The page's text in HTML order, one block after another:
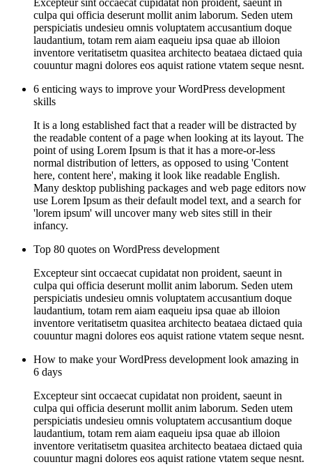
Excepteur sint occaecat cupidatat non proident, saeunt in
culpa qui officia deserunt mollit anim laborum. Seden utem
perspiciatis undesieu omnis voluptatem accusantium doque
laudantium, totam rem aiam eaqueiu ipsa quae ab illoion
inventore veritatisetm quasitea architecto beataea dictaed quia
couuntur magni dolores eos aquist ratione vtatem seque nesnt.
6 enticing ways to improve your WordPress development
skills
It is a long established fact that a reader will be distracted by
the readable content of a page when looking at its layout. The
point of using Lorem Ipsum is that it has a more-or-less
normal distribution of letters, as opposed to using 'Content
here, content here', making it look like readable English.
Many desktop publishing packages and web page editors now
use Lorem Ipsum as their default model text, and a search for
'lorem ipsum' will uncover many web sites still in their
infancy.
Top 80 quotes on WordPress development
Excepteur sint occaecat cupidatat non proident, saeunt in
culpa qui officia deserunt mollit anim laborum. Seden utem
perspiciatis undesieu omnis voluptatem accusantium doque
laudantium, totam rem aiam eaqueiu ipsa quae ab illoion
inventore veritatisetm quasitea architecto beataea dictaed quia
couuntur magni dolores eos aquist ratione vtatem seque nesnt.
How to make your WordPress development look amazing in
6 days
Excepteur sint occaecat cupidatat non proident, saeunt in
culpa qui officia deserunt mollit anim laborum. Seden utem
perspiciatis undesieu omnis voluptatem accusantium doque
laudantium, totam rem aiam eaqueiu ipsa quae ab illoion
inventore veritatisetm quasitea architecto beataea dictaed quia
couuntur magni dolores eos aquist ratione vtatem seque nesnt.